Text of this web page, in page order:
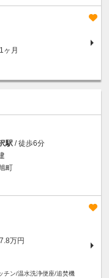
1ヶ月
駅 / 徒歩6分
町
7.8万円
チン/温水洗浄便座/追焚機